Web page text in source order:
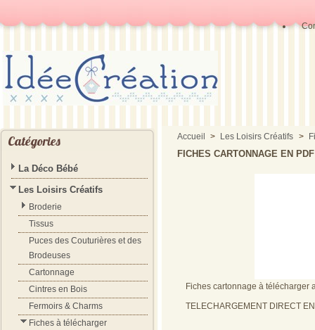
Catégories
La Déco Bébé
Les Loisirs Créatifs
Broderie
Tissus
Puces des Couturières et des
Brodeuses
Cartonnage
Cintres en Bois
Fermoirs & Charms
Fiches à télécharger
Accueil > Les Loisirs Créatifs >
FICHES CARTONNAGE EN PDF
Fiches cartonnage à télécharger
TELECHARGEMENT DIRECT